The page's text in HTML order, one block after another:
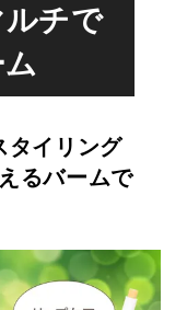
チで
タイリング
るバームで